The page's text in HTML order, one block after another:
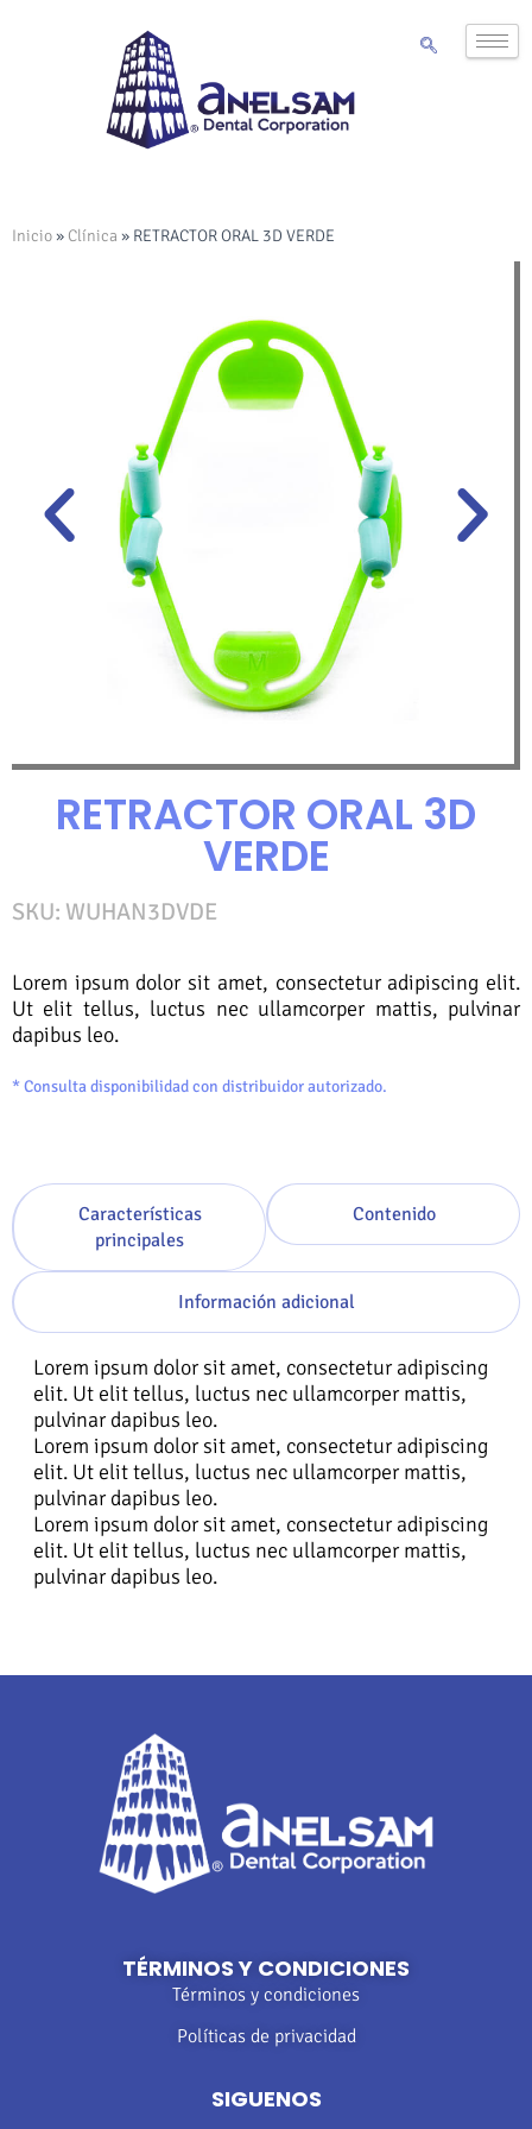
Inicio» Clínica » RETRACTOR ORAL 3D VERDE
RETRACTOR ORAL 3D
VERDE
SKU: WUHAN3DVDE
Lorem ipsum dolor sit amet, consectetur adipiscing elit.
Ut elit tellus, luctus nec ullamcorper mattis, pulvinar
dapibus leo.
* Consulta disponibilidad con distribuidor autorizado.
Características
principales
Contenido
Información adicional
Lorem ipsum dolor sit amet, consectetur adipiscing
elit. Ut elit tellus, luctus nec ullamcorper mattis,
pulvinar dapibus leo.
Lorem ipsum dolor sit amet, consectetur adipiscing
elit. Ut elit tellus, luctus nec ullamcorper mattis,
pulvinar dapibus leo.
Lorem ipsum dolor sit amet, consectetur adipiscing
elit. Ut elit tellus, luctus nec ullamcorper mattis,
pulvinar dapibus leo.
TÉRMINOS Y CONDICIONES
Términos y condiciones
Políticas de privacidad
SIGUENOS